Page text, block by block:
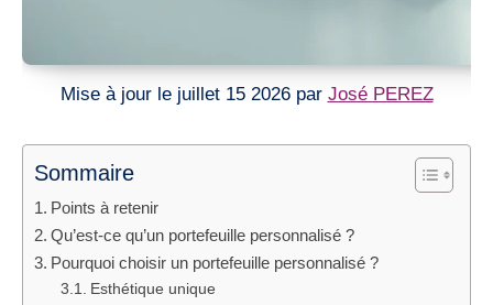
Mise à jour le juillet 15 2026 par José PEREZ
Sommaire
Points à retenir
Qu’est-ce qu’un portefeuille personnalisé ?
Pourquoi choisir un portefeuille personnalisé ?
Esthétique unique